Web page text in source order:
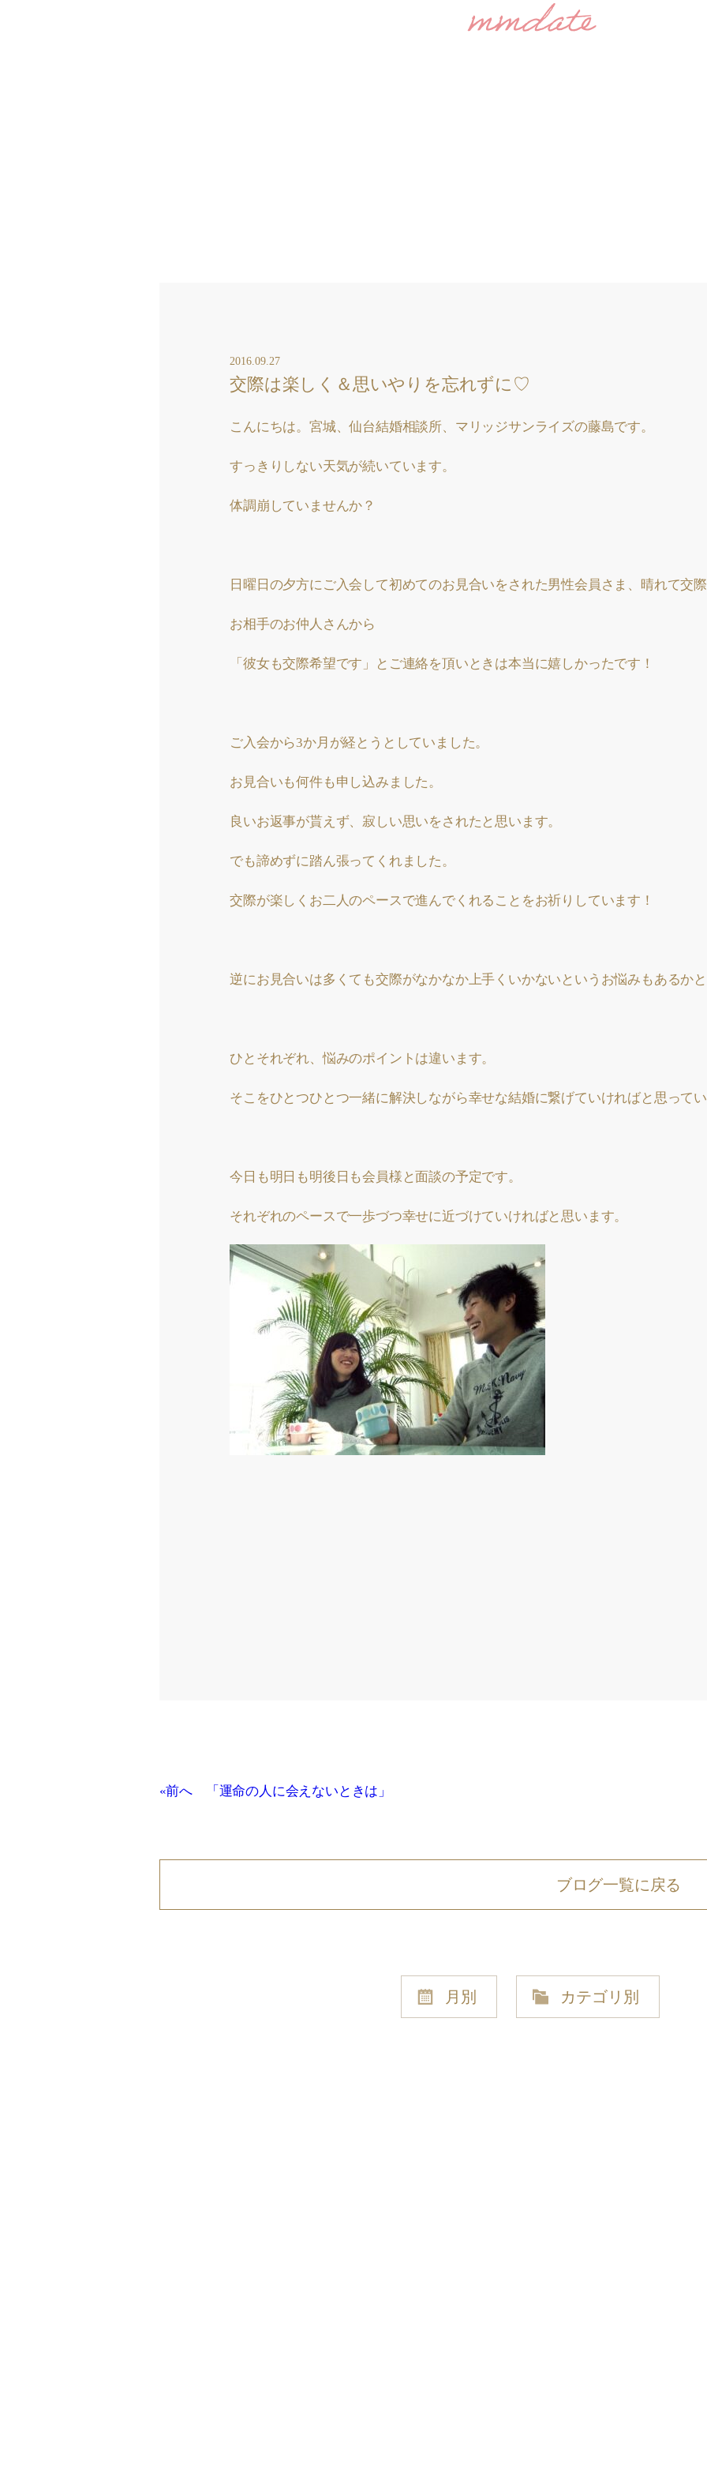
mmdate
2016.09.27
交際は楽しく＆思いやりを忘れずに♡
こんにちは。宮城、仙台結婚相談所、マリッジサンライズの藤島です。
すっきりしない天気が続いています。
体調崩していませんか？
日曜日の夕方にご入会して初めてのお見合いをされた男性会員さま、晴れて交
お相手のお仲人さんから
「彼女も交際希望です」とご連絡を頂いときは本当に嬉しかったです！
ご入会から3か月が経とうとしていました。
お見合いも何件も申し込みました。
良いお返事が貰えず、寂しい思いをされたと思います。
でも諦めずに踏ん張ってくれました。
交際が楽しくお二人のペースで進んでくれることをお祈りしています！
逆にお見合いは多くても交際がなかなか上手くいかないというお悩みもあるか
ひとそれぞれ、悩みのポイントは違います。
そこをひとつひとつ一緒に解決しながら幸せな結婚に繋げていければと思って
今日も明日も明後日も会員様と面談の予定です。
それぞれのペースで一歩づつ幸せに近づけていければと思います。
«前へ 「運命の人に会えないときは」
ブログ一覧に戻る
月別 カテゴリ別